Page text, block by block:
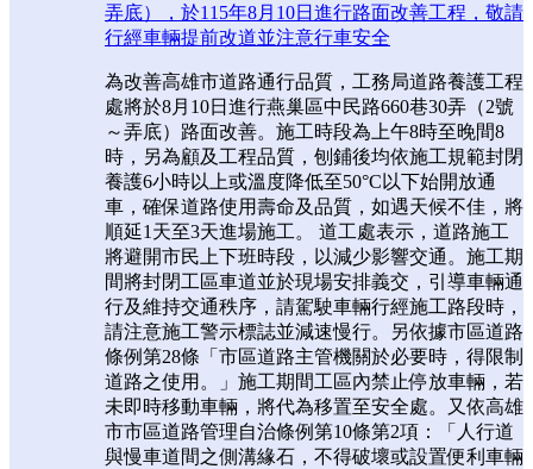
弄底），於115年8月10日進行路面改善工程，敬請
行經車輛提前改道並注意行車安全
為改善高雄市道路通行品質，工務局道路養護工程
處將於8月10日進行燕巢區中民路660巷30弄（2號
～弄底）路面改善。施工時段為上午8時至晚間8
時，另為顧及工程品質，刨鋪後均依施工規範封閉
養護6小時以上或溫度降低至50°C以下始開放通
車，確保道路使用壽命及品質，如遇天候不佳，將
順延1天至3天進場施工。 道工處表示，道路施工
將避開市民上下班時段，以減少影響交通。施工期
間將封閉工區車道並於現場安排義交，引導車輛通
行及維持交通秩序，請駕駛車輛行經施工路段時，
請注意施工警示標誌並減速慢行。另依據市區道路
條例第28條「市區道路主管機關於必要時，得限制
道路之使用。」施工期間工區內禁止停放車輛，若
未即時移動車輛，將代為移置至安全處。又依高雄
市市區道路管理自治條例第10條第2項：「人行道
與慢車道間之側溝緣石，不得破壞或設置便利車輛